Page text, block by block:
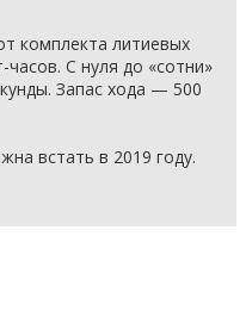
комплекта литиевых
С нуля до «сотни»
Запас хода — 500
встать в 2019 году.